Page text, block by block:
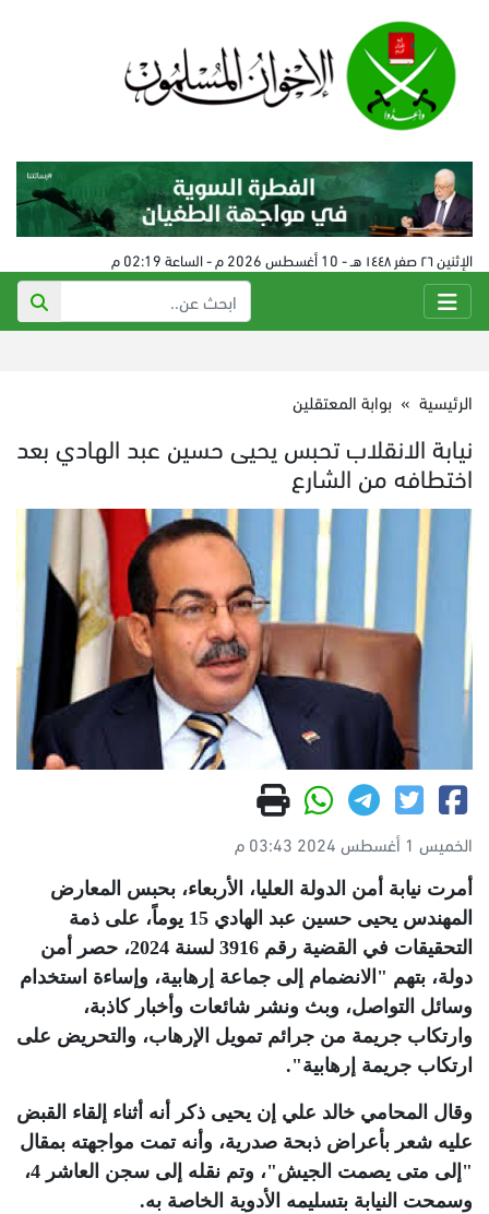
الإثنين ٢٦ صفر ١٤٤٨ هـ - 10 أغسطس 2026 م - الساعة 02:19 م
الرئيسية » بوابة المعتقلين
نيابة الانقلاب تحبس يحيى حسين عبد الهادي بعد
اختطافه من الشارع
الخميس 1 أغسطس 2024 03:43 م
أمرت نيابة أمن الدولة العليا، الأربعاء، بحبس المعارض
المهندس يحيى حسين عبد الهادي 15 يوماً، على ذمة
التحقيقات في القضية رقم 3916 لسنة 2024، حصر أمن
دولة، بتهم "الانضمام إلى جماعة إرهابية، وإساءة استخدام
وسائل التواصل، وبث ونشر شائعات وأخبار كاذبة،
وارتكاب جريمة من جرائم تمويل الإرهاب، والتحريض على
ارتكاب جريمة إرهابية".
وقال المحامي خالد علي إن يحيى ذكر أنه أثناء إلقاء القبض
عليه شعر بأعراض ذبحة صدرية، وأنه تمت مواجهته بمقال
"إلى متى يصمت الجيش"، وتم نقله إلى سجن العاشر 4،
وسمحت النيابة بتسليمه الأدوية الخاصة به.